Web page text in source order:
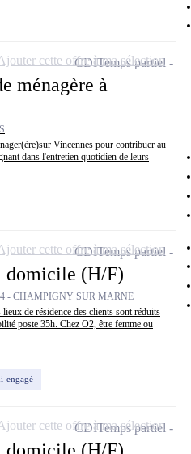
ménagère à
Vincennes pour contribuer au
dans l'entretien quotidien de leurs
CDITemps partiel
cette offre à ma sélection
domicile (H/F)
- CHAMPIGNY SUR MARNE
de résidence des clients sont réduits
poste 35h. Chez O2, être femme ou
engagé
CDITemps partiel
cette offre à ma sélection
domicile (H/F)
CDITemps partiel
cette offre à ma sélection